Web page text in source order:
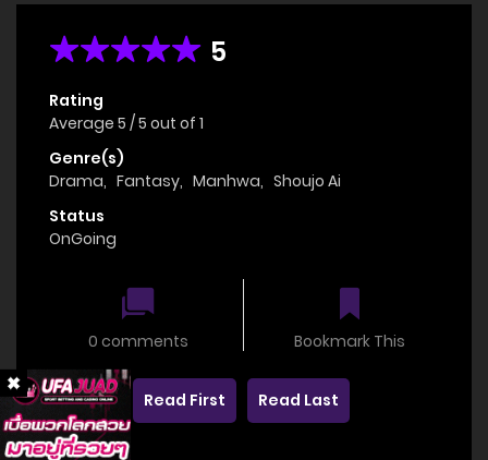
5
Rating
Average 5 /5 out of 1
Genre(s)
Drama, Fantasy, Manhwa, Shoujo Ai
Status
OnGoing
0 comments Bookmark This
Read First Read Last